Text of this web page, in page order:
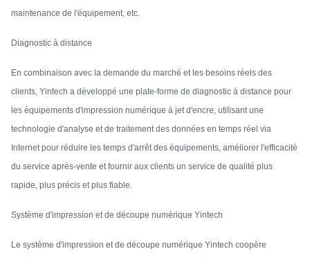
maintenance de l'équipement, etc.
Diagnostic à distance
En combinaison avec la demande du marché et les besoins réels des
clients, Yintech a développé une plate-forme de diagnostic à distance pour
les équipements d'impression numérique à jet d'encre, utilisant une
technologie d'analyse et de traitement des données en temps réel via
Internet pour réduire les temps d'arrêt des équipements, améliorer l'efficacité
du service après-vente et fournir aux clients un service de qualité plus
rapide, plus précis et plus fiable.
Système d'impression et de découpe numérique Yintech
Le système d'impression et de découpe numérique Yintech coopère